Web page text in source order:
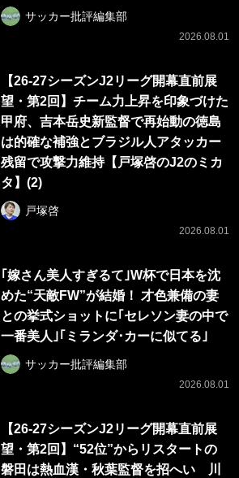
サッカー批評編集部
2026.08.01
【26-27シーズンJ2リーグ開幕直前展
望・第2回】チーム力上昇を印象づけた
甲府、吉本岳史新監督で再始動の徳島
は的確な補強とブラジル人アタッカー
残留で攻撃力維持【戸塚啓のJ2のミカ
タ】(2)
戸塚啓
2026.08.01
｢嫁さん美人すぎるて｣W杯で日本を沈
めた“天敵FW”が結婚！ 才色兼備の妻
との挙式ショットに｢セレソン妻の中で
一番美人｣｢ミランダ･カーに似てる｣
サッカー批評編集部
2026.08.01
【26-27シーズンJ2リーグ開幕直前展
望・第2回】“52位”からリスタートの
磐田は熱血漢・秋葉監督を招へい 川